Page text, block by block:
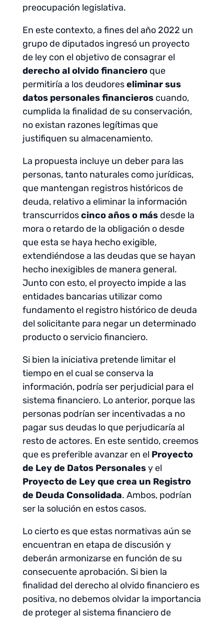
preocupación legislativa.
En este contexto, a fines del año 2022 un
grupo de diputados ingresó un proyecto
de ley con el objetivo de consagrar el
derecho al olvido financieroque
permitiría a los deudoreseliminar sus
datos personales financieroscuando,
cumplida la finalidad de su conservación,
no existan razones legítimas que
justifiquen su almacenamiento.
La propuesta incluye un deber para las
personas, tanto naturales como jurídicas,
que mantengan registros históricos de
deuda, relativo a eliminar la información
transcurridoscinco años o másdesde la
mora o retardo de la obligación o desde
que esta se haya hecho exigible,
extendiéndose a las deudas que se hayan
hecho inexigibles de manera general.
Junto con esto, el proyecto impide a las
entidades bancarias utilizar como
fundamento el registro histórico de deuda
del solicitante para negar un determinado
producto o servicio financiero.
Si bien la iniciativa pretende limitar el
tiempo en el cual se conserva la
información, podría ser perjudicial para el
sistema financiero. Lo anterior, porque las
personas podrían ser incentivadas a no
pagar sus deudas lo que perjudicaría al
resto de actores. En este sentido, creemos
que es preferible avanzar en el Proyecto
de Ley de Datos Personalesy el
Proyecto de Ley que crea un Registro
de Deuda Consolidada. Ambos, podrían
ser la solución en estos casos.
Lo cierto es que estas normativas aún se
encuentran en etapa de discusión y
deberán armonizarse en función de su
consecuente aprobación. Si bien la
finalidad del derecho al olvido financiero es
positiva, no debemos olvidar la importancia
de proteger al sistema financiero de